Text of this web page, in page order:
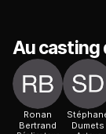
Au casting
Ronan
Bertrand
Dumets